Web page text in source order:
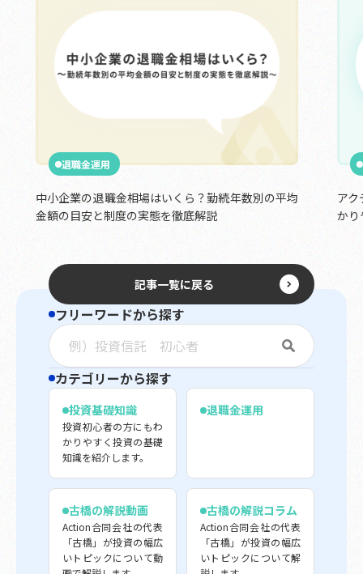
退職金運用
中小企業の退職金相場はいくら？勤続年数別の平均
金額の目安と制度の実態を徹底解説
ア
かり
記事一覧に戻る
フリーワードから探す
カテゴリーから探す
投資基礎知識
投資初心者の方にもわ
かりやすく投資の基礎
知識を紹介します。
退職金運用
古橋の解説動画
Action合同会社の代表
「古橋」が投資の幅広
いトピックについて動
古橋の解説コラム
Action合同会社の代表
「古橋」が投資の幅広
いトピックについて解